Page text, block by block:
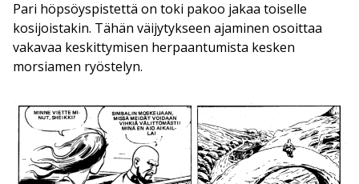
Pari höpsöyspistettä on toki pakoo jakaa toiselle
kosijoistakin. Tähän väijytykseen ajaminen osoittaa
vakavaa keskittymisen herpaantumista kesken
morsiamen ryöstelyn.